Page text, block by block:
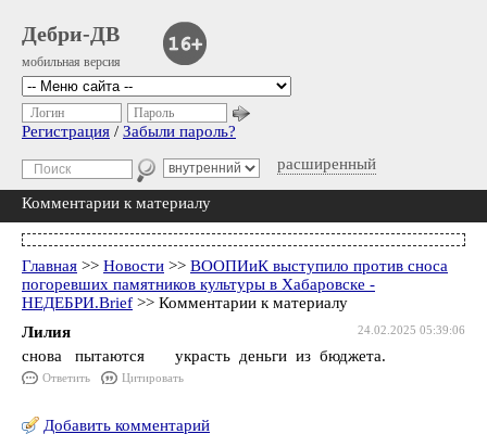
Дебри-ДВ
мобильная версия
расширенный
Логин Пароль
Регистрация / Забыли пароль?
Комментарии к материалу
Главная >> Новости >> ВООПИиК выступило против сноса
погоревших памятников культуры в Хабаровске -
НЕДЕБРИ.Brief >> Комментарии к материалу
24.02.2025 05:39:06
Лилия
снова пытаются украсть деньги из бюджета.
Ответить Цитировать
Добавить комментарий